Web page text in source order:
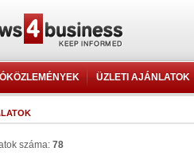
ÜZLETI AJÁNLATOK
száma: 78